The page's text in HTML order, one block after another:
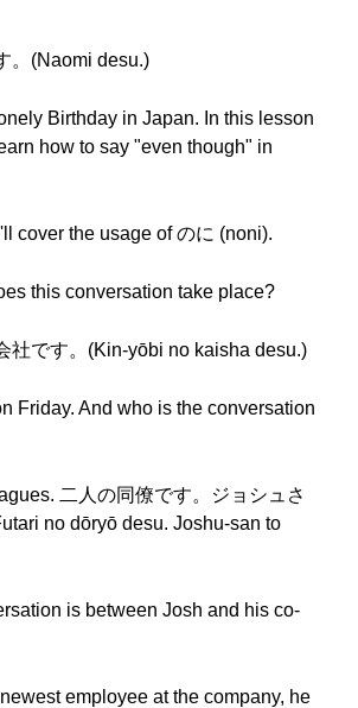
。(Naomi desu.)
Birthday in Japan. In this lesson
how to say "even though" in
cover the usage of のに (noni).
this conversation take place?
社です。(Kin-yōbi no kaisha desu.)
Friday. And who is the conversation
二人の同僚です。ジョシュさ
no dōryō desu. Joshu-san to
is between Josh and his co-
employee at the company, he